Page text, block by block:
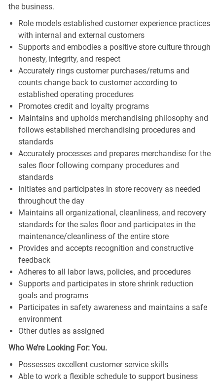
the business.
Role models established customer experience practices
with internal and external customers
Supports and embodies a positive store culture through
honesty, integrity, and respect
Accurately rings customer purchases/returns and
counts change back to customer according to
established operating procedures
Promotes credit and loyalty programs
Maintains and upholds merchandising philosophy and
follows established merchandising procedures and
standards
Accurately processes and prepares merchandise for the
sales floor following company procedures and
standards
Initiates and participates in store recovery as needed
throughout the day
Maintains all organizational, cleanliness, and recovery
standards for the sales floor and participates in the
maintenance/cleanliness of the entire store
Provides and accepts recognition and constructive
feedback
Adheres to all labor laws, policies, and procedures
Supports and participates in store shrink reduction
goals and programs
Participates in safety awareness and maintains a safe
environment
Other duties as assigned
Who We’re Looking For: You.
Possesses excellent customer service skills
Able to work a flexible schedule to support business